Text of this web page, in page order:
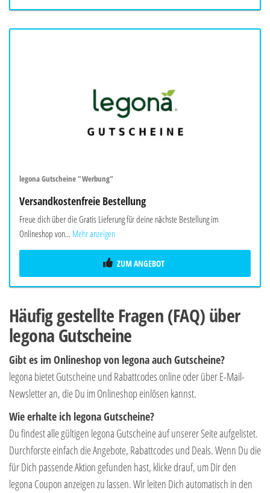
legona Gutscheine "Werbung"
Versandkostenfreie Bestellung
Freue dich über die Gratis Lieferung für deine nächste Bestellung im
Onlineshop von... Mehr anzeigen
ZUM ANGEBOT
Häufig gestellte Fragen (FAQ) über
legona Gutscheine
Gibt es im Onlineshop von legona auch Gutscheine?
legona bietet Gutscheine und Rabattcodes online oder über E-Mail-
Newsletter an, die Du im Onlineshop einlösen kannst.
Wie erhalte ich legona Gutscheine?
Du findest alle gültigen legona Gutscheine auf unserer Seite aufgelistet.
Durchforste einfach die Angebote, Rabattcodes und Deals. Wenn Du die
für Dich passende Aktion gefunden hast, klicke drauf, um Dir den
legona Coupon anzeigen zu lassen. Wir leiten Dich automatisch in den